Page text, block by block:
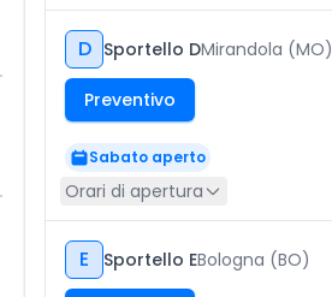
D Sportello DMirandola (MO)
Preventivo
Sabato aperto
Orari di apertura
E Sportello EBologna (BO)